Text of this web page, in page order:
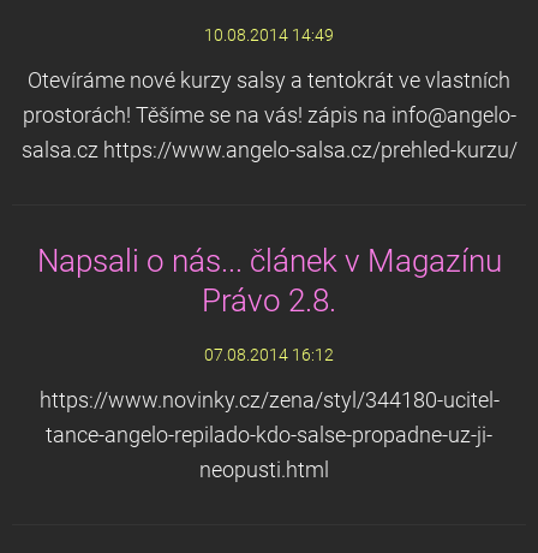
10.08.2014 14:49
Otevíráme nové kurzy salsy a tentokrát ve vlastních
prostorách! Těšíme se na vás! zápis na info@angelo-
salsa.cz https://www.angelo-salsa.cz/prehled-kurzu/
Napsali o nás... článek v Magazínu
Právo 2.8.
07.08.2014 16:12
https://www.novinky.cz/zena/styl/344180-ucitel-
tance-angelo-repilado-kdo-salse-propadne-uz-ji-
neopusti.html